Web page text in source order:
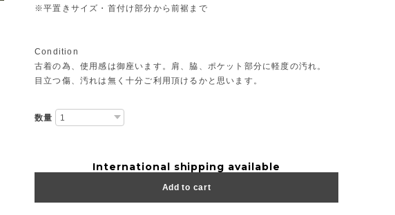
※平置きサイズ・首付け部分から前裾まで
Condition
古着の為、使用感は御座います。肩、脇、ポケット部分に軽度の汚れ。
目立つ傷、汚れは無く十分ご利用頂けるかと思います。
数量
International shipping available
Add to cart